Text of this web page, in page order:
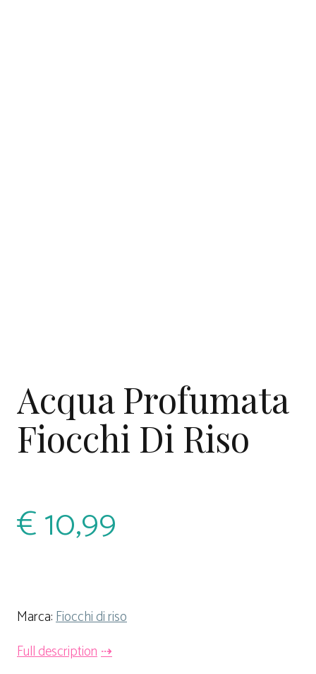
Acqua Profumata
Fiocchi Di Riso
€10,99
Marca:Fiocchi di riso
Full description